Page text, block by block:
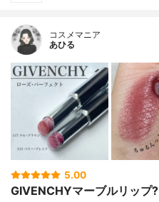
コスメマニア
あひる
5.00
GIVENCHYマーブルリップ?